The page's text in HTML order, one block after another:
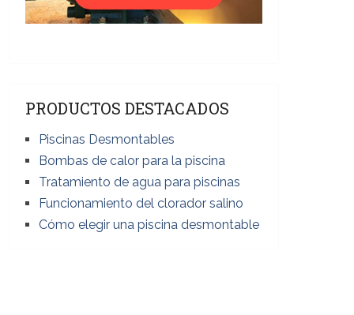
PRODUCTOS DESTACADOS
Piscinas Desmontables
Bombas de calor para la piscina
Tratamiento de agua para piscinas
Funcionamiento del clorador salino
Cómo elegir una piscina desmontable